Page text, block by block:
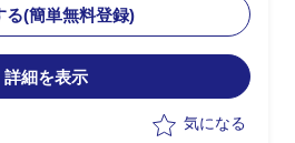
Regional階層に定義し、アジア/
米/中国への展開を支援
CCoEメンバーとして各地域の
タリング/管理プロセスの設計と改
地IT部門との調整/折衝における日本
る(簡単無料登録)
詳細を表示
気になる